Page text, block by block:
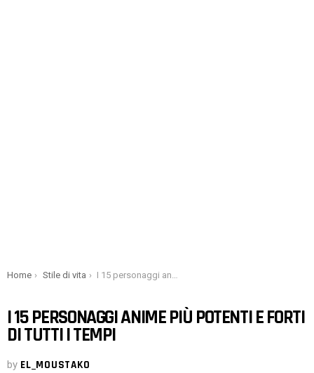
You are here:
Home Stile di vita I 15 personaggi anime più potenti e forti di tutti i tempi
I 15 PERSONAGGI ANIME PIÙ POTENTI E FORTI
DI TUTTI I TEMPI
by EL_MOUSTAKO